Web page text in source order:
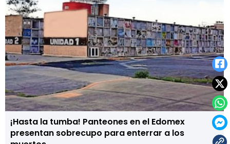
¡Hasta la tumba! Panteones en el Edomex
presentan sobrecupo para enterrar a los